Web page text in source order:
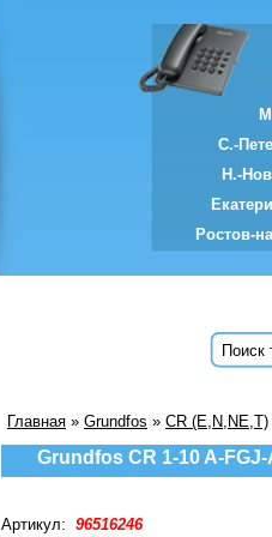
С.-
Н.-
Ростов-
Главная » Grundfos » CR (E,N,NE,T)
Grundfos CR 1-10 A-
Артикул: 96516246